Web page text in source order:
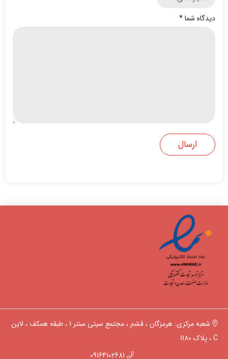
دیدگاه شما*
شعبه مرکزی: هرمزگان ، قشم ، مجتمع سیتی سنتر 1 ، طبقه همکف ، لاین
C ، پلاک 1180
09164102681